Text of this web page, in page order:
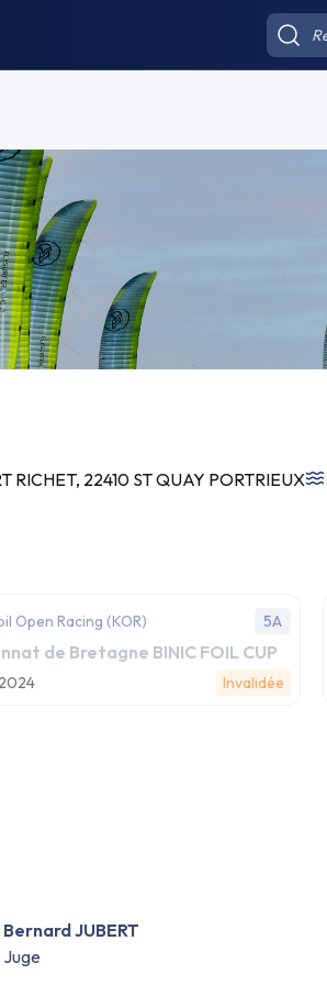
RICHET, 22410 ST QUAY PORTRIEUX
Open Racing (KOR) 5A
de Bretagne BINIC FOIL CUP
Invalidée
Bernard JUBERT
Juge